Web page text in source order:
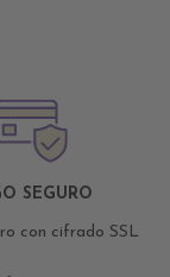
SEGURO
con cifrado SSL